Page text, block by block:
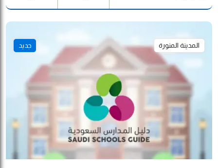
المدينة المنورة جديد